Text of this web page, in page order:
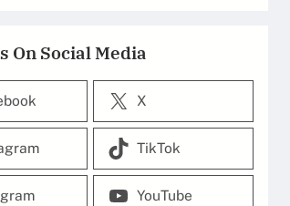
On Social Media
X
TikTok
YouTube